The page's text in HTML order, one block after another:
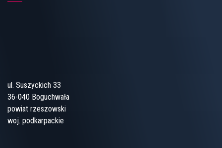
ul. Suszyckich 33
36-040 Boguchwała
powiat rzeszowski
woj. podkarpackie